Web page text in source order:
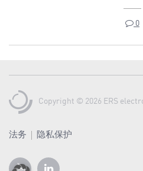
0
Copyright © 2026 ERS
法务 隐私保护